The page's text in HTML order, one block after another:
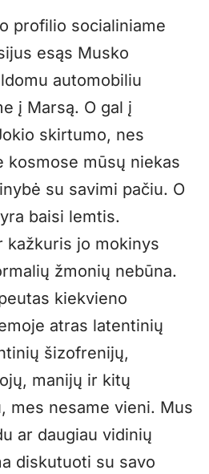
profilio socialiniame
esąs Musko
automobiliu
į Marsą. O gal į
skirtumo, nes
kosmose mūsų niekas
su savimi pačiu. O
baisi lemtis.
kažkuris jo mokinys
žmonių nebūna.
kiekvieno
atras latentinių
šizofrenijų,
manijų ir kitų
mes nesame vieni. Mus
ar daugiau vidinių
diskutuoti su savo